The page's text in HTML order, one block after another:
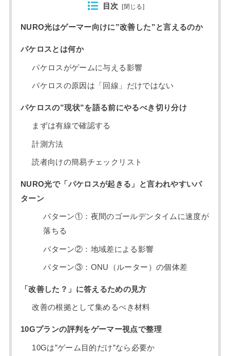
目次 [閉じる]
NURO光はゲーマー向けに”改善した”と言えるのか
パケロスとは何か
パケロスがゲームに与える影響
パケロスの原因は「回線」だけではない
パケロスの”現状”を語る前にやるべき切り分け
まずは有線で確認する
計測方法
読者向けの簡易チェックリスト
NURO光で「パケロスが起きる」と言われやすいパ
ターン
パターン①：夜間のゴールデンタイムに速度が
落ちる
パターン②：地域差による影響
パターン③：ONU（ルーター）の個体差
「改善した？」に答えるための見方
改善の根拠として集めるべき材料
10Gプランの評判をゲーマー視点で整理
10Gは”ゲーム目的だけ”なら必要か